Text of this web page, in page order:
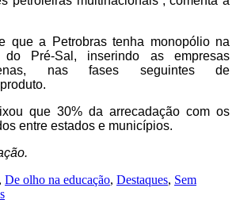
que a Petrobras tenha monopólio na
Pré-Sal, inserindo as empresas
nas fases seguintes de
que 30% da arrecadação com os
entre estados e municípios.
, De olho na educação, Destaques, Sem